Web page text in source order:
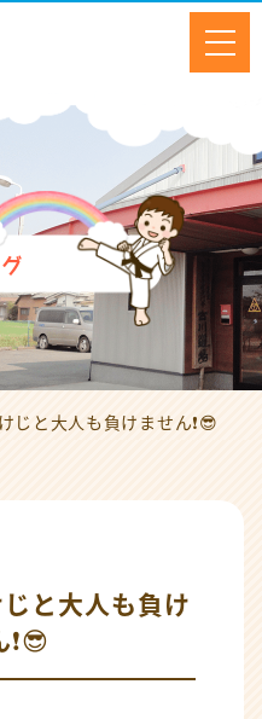
じと大人も負けません❗️😎
と大人も負け